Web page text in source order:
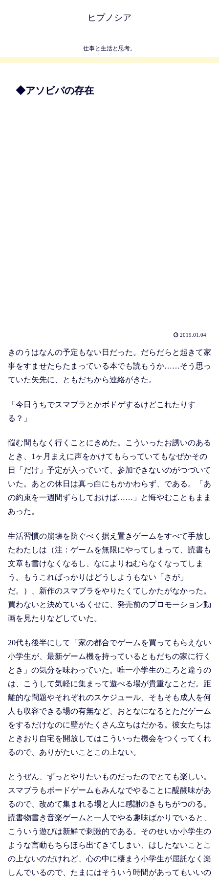
ヒプノシア
仕事と生活と思考。
◆アソビバの存在
2019.01.04
きのうはなんの予定もない日だった。だらだらと起きて家
事をすませたらたまっている本でも読もうか……そう思っ
ていた矢先に、ともだちから連絡がきた。
「今日うちでスマブラとかボドゲするけどこれたりす
る？」
悩む間もなく行くことにきめた。こういったお誘いのある
とき、1ヶ月まえに声をかけてもらっていてもなぜかその
日「だけ」予定が入っていて、参加できないのがつづいて
いた。あとの休日は真っ白にもかかわらず、である。「あ
の約束を一週間ずらしておけば……」と悔やむこともまま
あった。
生活習慣の崩壊を防ぐべく据え置きゲームをすべて手放し
たわたしは（注：ゲームを無限にやってしまって、読書も
文章も書けなくなるし、なによりねむらなくなってしま
う。もうこればっかりはどうしようもない「さが」
だ。）、新作のスマブラをやりたくてしかたがなかった。
買わないと決めているくせに、発売前のプロモーション動
画を見たりなどしていた。
20代も後半にして「家の都合でゲームを買ってもらえない
小学生が、最新ゲーム機を持っているともだちの家に行く
とき」の気分を味わっていた。唯一小学生のころと違うの
は、こうして気軽に集まって遊べる場が貴重なことだ。距
離的な問題やそれぞれのスケジュール、そもそも成人を何
人も収容できる場の有無など、おとなになるとただゲーム
をするだけなのに壁がたくさん立ちはだかる。彼女たちは
ときおり自宅を開放してはこういった機会をつくってくれ
るので、ありがたいことこの上ない。
とうぜん、ずっとやりたいものだったのでとても楽しい。
スマブラもボードゲームもみんなでやることに醍醐味があ
るので、改めて集まれる場と人に感謝のきもちがつのる。
読書物書き音楽ゲームと一人でやる趣味ばかりでいると、
こういう遊びは新鮮で刺激的である。そのせいか小学生の
ような言動もちらほら出てきてしまい、はしたないことこ
の上ないのだけれど、心の中に棲まう小学生が屈託なく楽
しんでいるので、たまにはそういう時間があってもいいの